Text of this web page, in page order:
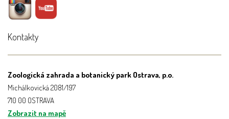
Kontakty
Zoologická zahrada a botanický park Ostrava, p.o.
Michálkovická 2081/197
710 00 OSTRAVA
Zobrazit na mapě